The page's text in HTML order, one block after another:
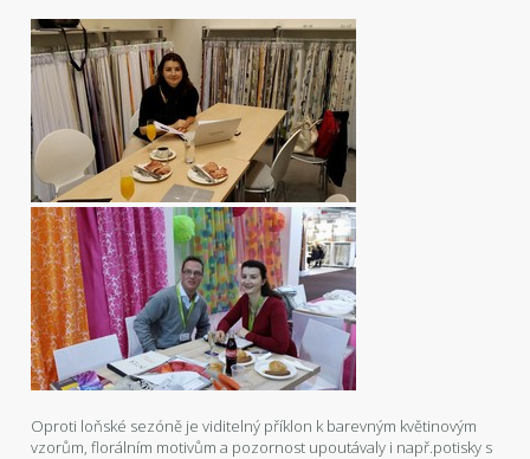
Oproti loňské sezóně je viditelný příklon k barevným květinovým
vzorům, florálním motivům a pozornost upoutávaly i např.potisky s